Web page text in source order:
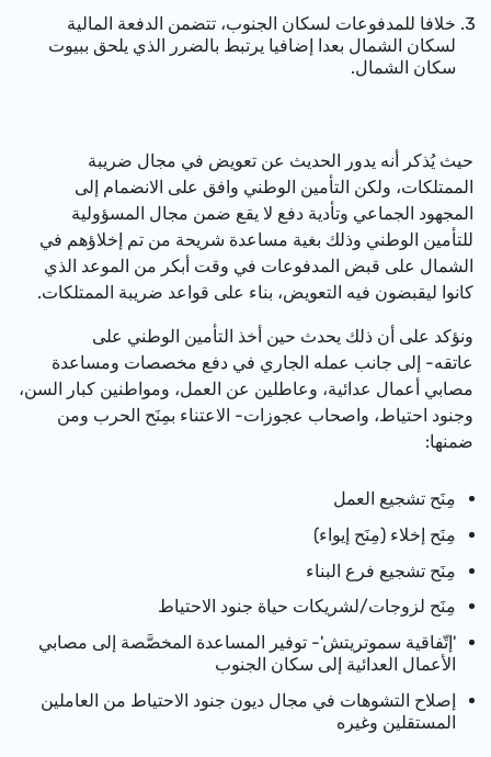
خلافا للمدفوعات لسكان الجنوب، تتضمن الدفعة المالية
لسكان الشمال بعدا إضافيا يرتبط بالضرر الذي يلحق ببيوت
سكان الشمال.
حيث يُذكر أنه يدور الحديث عن تعويض في مجال ضريبة
الممتلكات، ولكن التأمين الوطني وافق على الانضمام إلى
المجهود الجماعي وتأدية دفع لا يقع ضمن مجال المسؤولية
للتأمين الوطني وذلك بغية مساعدة شريحة من تم إخلاؤهم في
الشمال على قبض المدفوعات في وقت أبكر من الموعد الذي
كانوا ليقبضون فيه التعويض، بناء على قواعد ضريبة الممتلكات.
ونؤكد على أن ذلك يحدث حين أخذ التأمين الوطني على
عاتقه- إلى جانب عمله الجاري في دفع مخصصات ومساعدة
مصابي أعمال عدائية، وعاطلين عن العمل، ومواطنين كبار السن،
وجنود احتياط، واصحاب عجوزات- الاعتناء بمِنَح الحرب ومن
ضمنها:
مِنَح تشجيع العمل
مِنَح إخلاء (مِنَح إيواء)
مِنَح تشجيع فرع البناء
مِنَح لزوجات/لشريكات حياة جنود الاحتياط
'إتّفاقية سموتريتش'- توفير المساعدة المخصَّصة إلى مصابي
الأعمال العدائية إلى سكان الجنوب
إصلاح التشوهات في مجال ديون جنود الاحتياط من العاملين
المستقلين وغيره